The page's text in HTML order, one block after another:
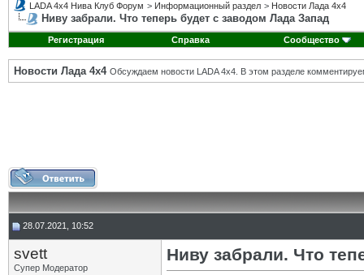
LADA 4x4 Нива Клуб Форум > Информационный раздел > Новости Лада 4х4
Ниву забрали. Что теперь будет с заводом Лада Запад
Регистрация Справка Сообщество
Новости Лада 4х4 Обсуждаем новости LADA 4x4. В этом разделе
28.07.2021, 10:52
svett
Супер Модератор
Ниву забрали. Что